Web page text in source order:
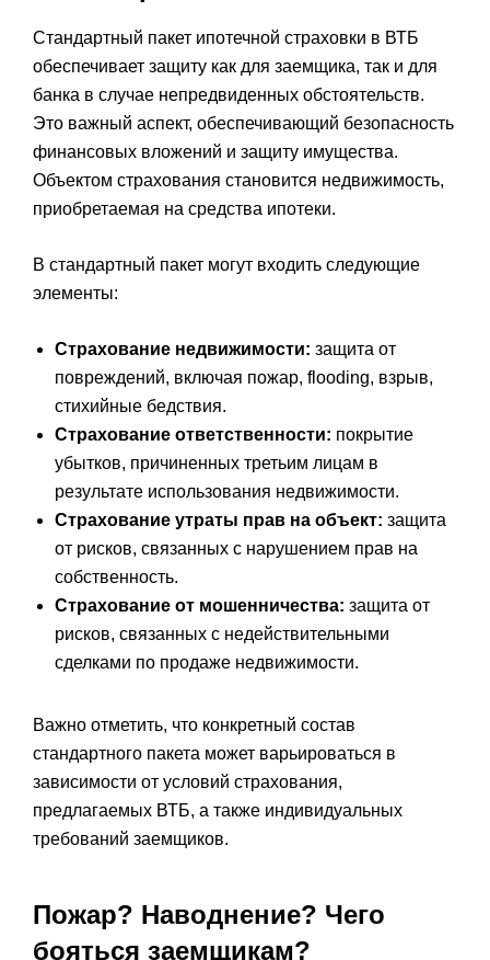
Стандартный пакет ипотечной страховки в ВТБ
обеспечивает защиту как для заемщика, так и для
банка в случае непредвиденных обстоятельств.
Это важный аспект, обеспечивающий безопасность
финансовых вложений и защиту имущества.
Объектом страхования становится недвижимость,
приобретаемая на средства ипотеки.
В стандартный пакет могут входить следующие
элементы:
Страхование недвижимости: защита от
повреждений, включая пожар, flooding, взрыв,
стихийные бедствия.
Страхование ответственности: покрытие
убытков, причиненных третьим лицам в
результате использования недвижимости.
Страхование утраты прав на объект: защита
от рисков, связанных с нарушением прав на
собственность.
Страхование от мошенничества: защита от
рисков, связанных с недействительными
сделками по продаже недвижимости.
Важно отметить, что конкретный состав
стандартного пакета может варьироваться в
зависимости от условий страхования,
предлагаемых ВТБ, а также индивидуальных
требований заемщиков.
Пожар? Наводнение? Чего
бояться заемщикам?